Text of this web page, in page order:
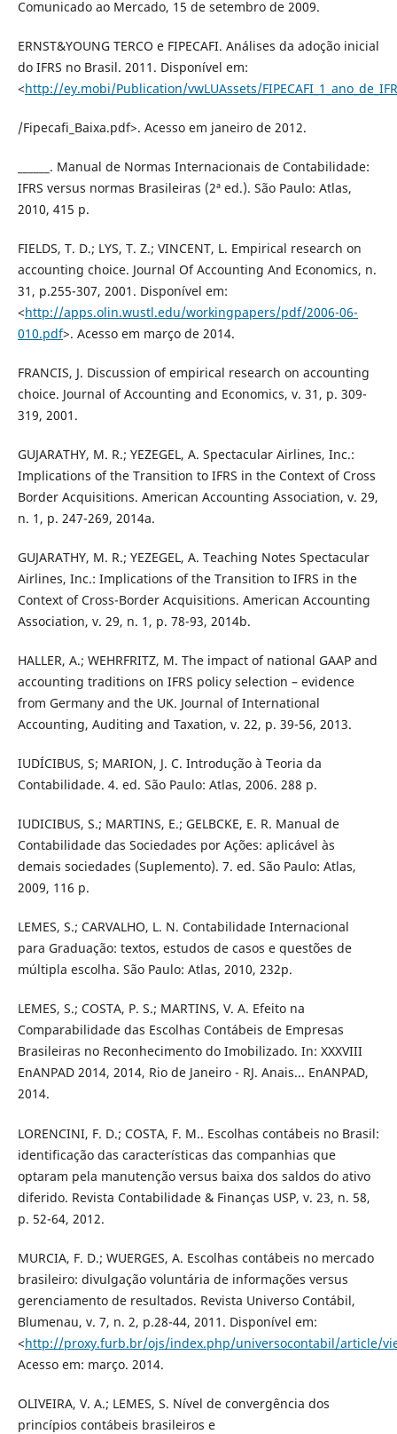
Comunicado ao Mercado, 15 de setembro de 2009.
ERNST&YOUNG TERCO e FIPECAFI. Análises da adoção inicial
do IFRS no Brasil. 2011. Disponível em:
<http://ey.mobi/Publication/vwLUAssets/
/Fipecafi_Baixa.pdf>. Acesso em janeiro de 2012.
______. Manual de Normas Internacionais de Contabilidade:
IFRS versus normas Brasileiras (2ª ed.). São Paulo: Atlas,
2010, 415 p.
FIELDS, T. D.; LYS, T. Z.; VINCENT, L. Empirical research on
accounting choice. Journal Of Accounting And Economics, n.
31, p.255-307, 2001. Disponível em:
<http://apps.olin.wustl.edu/workingpapers/pdf/2006-06-
010.pdf>. Acesso em março de 2014.
FRANCIS, J. Discussion of empirical research on accounting
choice. Journal of Accounting and Economics, v. 31, p. 309-
319, 2001.
GUJARATHY, M. R.; YEZEGEL, A. Spectacular Airlines, Inc.:
Implications of the Transition to IFRS in the Context of Cross
Border Acquisitions. American Accounting Association, v. 29,
n. 1, p. 247-269, 2014a.
GUJARATHY, M. R.; YEZEGEL, A. Teaching Notes Spectacular
Airlines, Inc.: Implications of the Transition to IFRS in the
Context of Cross-Border Acquisitions. American Accounting
Association, v. 29, n. 1, p. 78-93, 2014b.
HALLER, A.; WEHRFRITZ, M. The impact of national GAAP and
accounting traditions on IFRS policy selection – evidence
from Germany and the UK. Journal of International
Accounting, Auditing and Taxation, v. 22, p. 39-56, 2013.
IUDÍCIBUS, S; MARION, J. C. Introdução à Teoria da
Contabilidade. 4. ed. São Paulo: Atlas, 2006. 288 p.
IUDICIBUS, S.; MARTINS, E.; GELBCKE, E. R. Manual de
Contabilidade das Sociedades por Ações: aplicável às
demais sociedades (Suplemento). 7. ed. São Paulo: Atlas,
2009, 116 p.
LEMES, S.; CARVALHO, L. N. Contabilidade Internacional
para Graduação: textos, estudos de casos e questões de
múltipla escolha. São Paulo: Atlas, 2010, 232p.
LEMES, S.; COSTA, P. S.; MARTINS, V. A. Efeito na
Comparabilidade das Escolhas Contábeis de Empresas
Brasileiras no Reconhecimento do Imobilizado. In: XXXVIII
EnANPAD 2014, 2014, Rio de Janeiro - RJ. Anais... EnANPAD,
2014.
LORENCINI, F. D.; COSTA, F. M.. Escolhas contábeis no Brasil:
identificação das características das companhias que
optaram pela manutenção versus baixa dos saldos do ativo
diferido. Revista Contabilidade & Finanças USP, v. 23, n. 58,
p. 52-64, 2012.
MURCIA, F. D.; WUERGES, A. Escolhas contábeis no mercado
brasileiro: divulgação voluntária de informações versus
gerenciamento de resultados. Revista Universo Contábil,
Blumenau, v. 7, n. 2, p.28-44, 2011. Disponível em:
<http://proxy.furb.br/ojs/index.php/universocontabil/article/
Acesso em: março. 2014.
OLIVEIRA, V. A.; LEMES, S. Nível de convergência dos
princípios contábeis brasileiros e